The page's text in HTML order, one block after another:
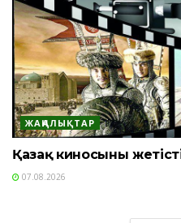
ЖАҢАЛЫҚТАР
Қазақ киносының
07.08.2026